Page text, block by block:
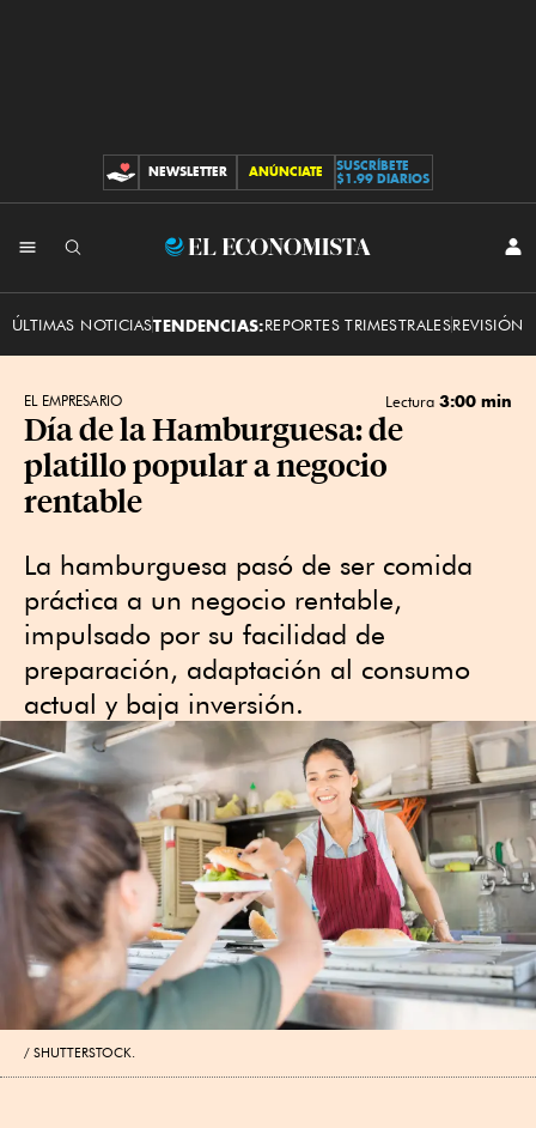
CONTRIBUCIONES
NEWSLETTER ANÚNCIATE
SUSCRÍBETE
$1.99 DIARIOS
El
ÚLTIMAS NOTICIASTENDENCIAS:REPORTES TRIMESTRALESREVISIÓN
EL EMPRESARIO Lectura 3:00 min
Día de la Hamburguesa: de
platillo popular a negocio
rentable
La hamburguesa pasó de ser comida
práctica a un negocio rentable,
impulsado por su facilidad de
preparación, adaptación al consumo
actual y baja inversión.
SHUTTERSTOCK.